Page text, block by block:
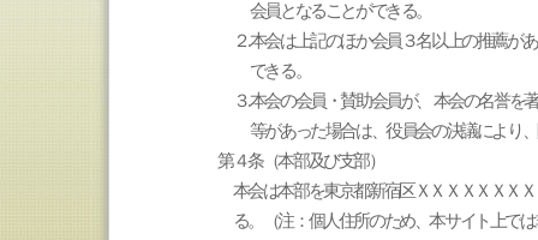
会員となることができる。
２.本会は上記のほか会員３名以上の推薦が
できる。
３.本会の会員・賛助会員が、
本会の名誉を
等があった場合は、役員会の決議により、
第４条（本部及び支部）
本会は本部を東京都新宿区ＸＸＸＸＸＸＸ
る。（注：個人住所のため、本サイト上で